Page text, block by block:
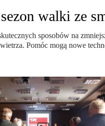
walki ze
sposobów na
Pomóc mogą nowe